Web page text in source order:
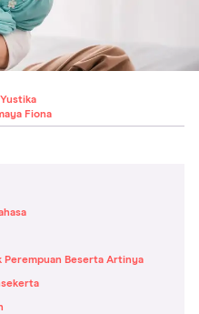
Fiona
Perempuan Beserta Artinya